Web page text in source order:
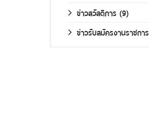
ข่าวสวัสดิการ (9)
ข่าวรับสมัครงานราชการ